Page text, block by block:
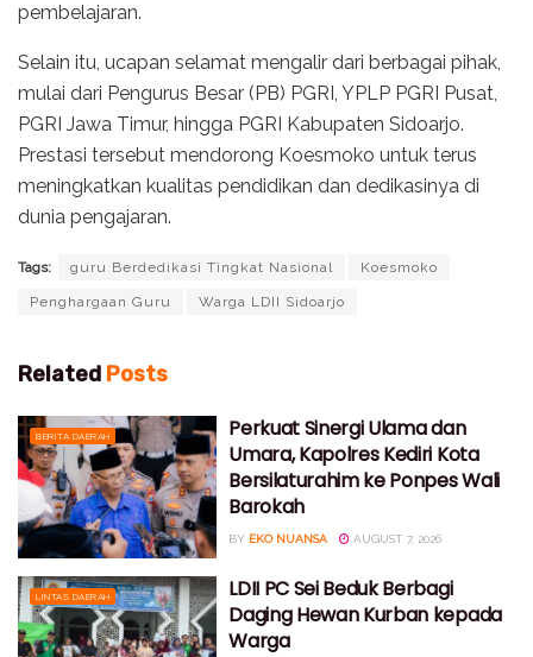
pembelajaran.
Selain itu, ucapan selamat mengalir dari berbagai pihak,
mulai dari Pengurus Besar (PB) PGRI, YPLP PGRI Pusat,
PGRI Jawa Timur, hingga PGRI Kabupaten Sidoarjo.
Prestasi tersebut mendorong Koesmoko untuk terus
meningkatkan kualitas pendidikan dan dedikasinya di
dunia pengajaran.
Tags: guru Berdedikasi Tingkat Nasional Koesmoko
Penghargaan Guru Warga LDII Sidoarjo
Related Posts
BERITA DAERAH
Perkuat Sinergi Ulama dan
Umara, Kapolres Kediri Kota
Bersilaturahim ke Ponpes Wali
Barokah
BY EKO NUANSA AUGUST 7, 2026
LINTAS DAERAH
LDII PC Sei Beduk Berbagi
Daging Hewan Kurban kepada
Warga